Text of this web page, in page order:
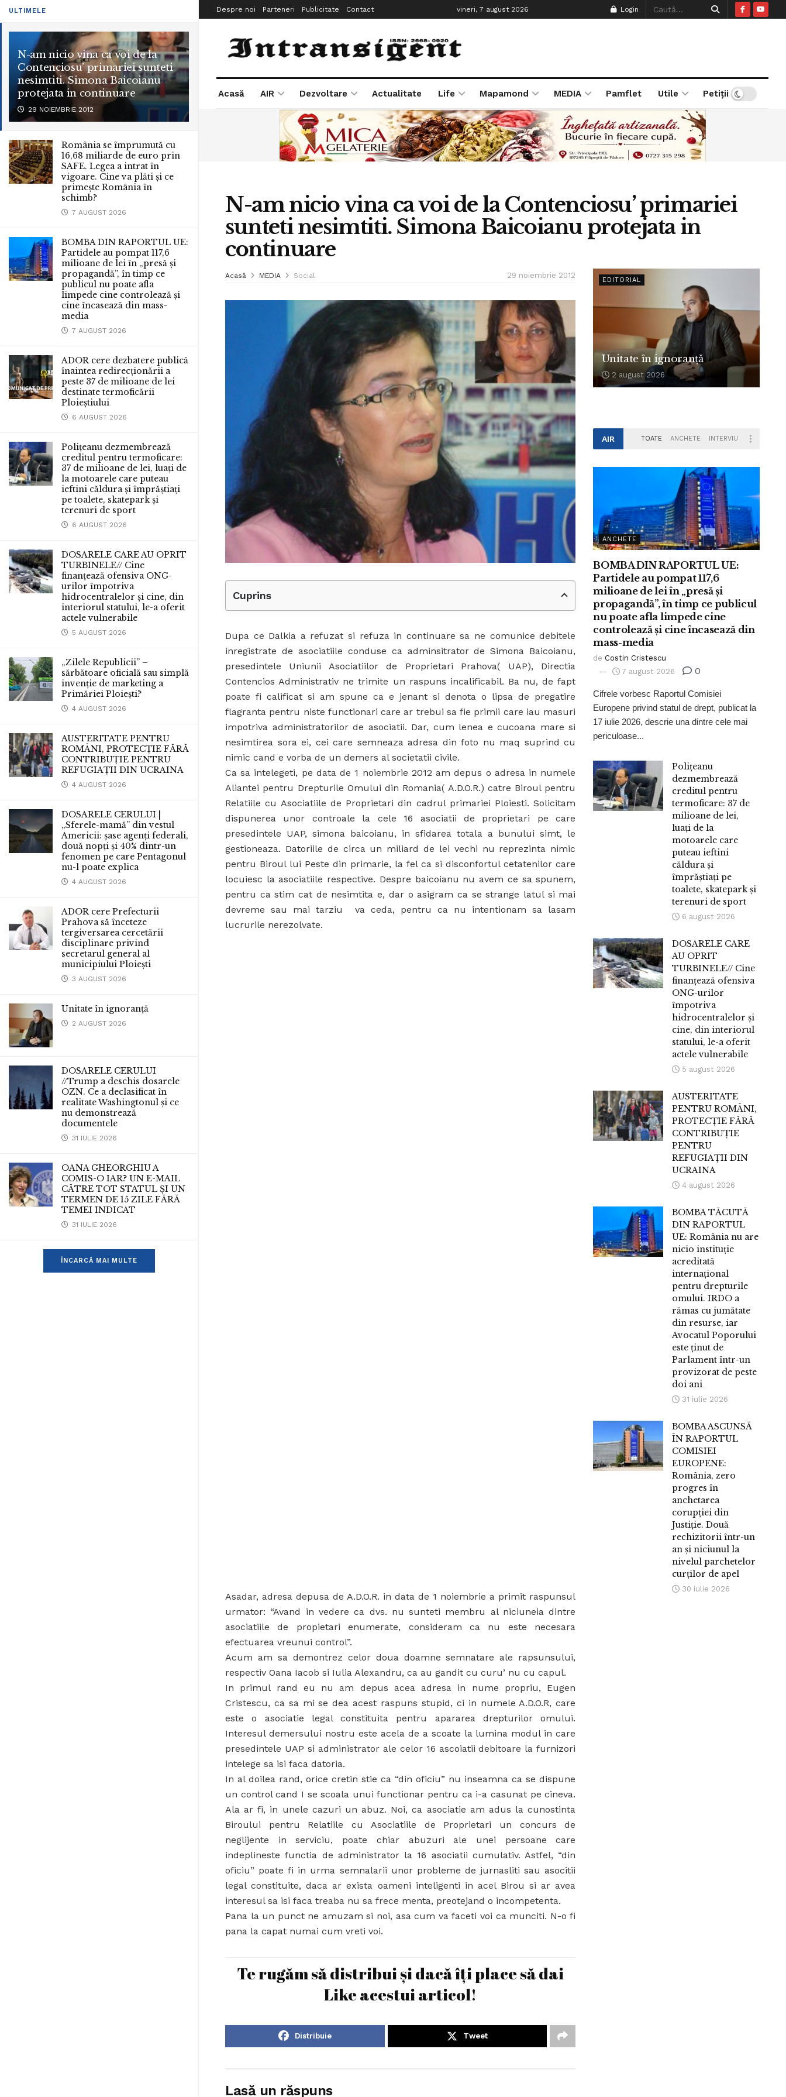
ULTIMELE
N-am nicio vina ca voi de la
Contenciosu’ primariei sunteti
nesimtiti. Simona Baicoianu
protejata in continuare
29 NOIEMBRIE 2012
România se împrumută cu
16,68 miliarde de euro prin
SAFE. Legea a intrat în
vigoare. Cine va plăti și ce
primește România în
schimb?
7 AUGUST 2026
BOMBA DIN RAPORTUL UE:
Partidele au pompat 117,6
milioane de lei în „presă și
propagandă”, în timp ce
publicul nu poate afla
limpede cine controlează și
cine încasează din mass-
media
7 AUGUST 2026
ADOR cere dezbatere publică
înaintea redirecționării a
peste 37 de milioane de lei
destinate termoficării
Ploieștiului
6 AUGUST 2026
Polițeanu dezmembrează
creditul pentru termoficare:
37 de milioane de lei, luați de
la motoarele care puteau
ieftini căldura și împrăștiați
pe toalete, skatepark și
terenuri de sport
6 AUGUST 2026
DOSARELE CARE AU OPRIT
TURBINELE// Cine
finanțează ofensiva ONG-
urilor împotriva
hidrocentralelor și cine, din
interiorul statului, le-a oferit
actele vulnerabile
5 AUGUST 2026
„Zilele Republicii” –
sărbătoare oficială sau simplă
invenție de marketing a
Primăriei Ploiești?
4 AUGUST 2026
AUSTERITATE PENTRU
ROMÂNI, PROTECȚIE FĂRĂ
CONTRIBUȚIE PENTRU
REFUGIAȚII DIN UCRAINA
4 AUGUST 2026
DOSARELE CERULUI |
„Sferele-mamă” din vestul
Americii: șase agenți federali,
două nopți și 40% dintr-un
fenomen pe care Pentagonul
nu-l poate explica
4 AUGUST 2026
ADOR cere Prefecturii
Prahova să înceteze
tergiversarea cercetării
disciplinare privind
secretarul general al
municipiului Ploiești
3 AUGUST 2026
Unitate în ignoranță
2 AUGUST 2026
DOSARELE CERULUI
//Trump a deschis dosarele
OZN. Ce a declasificat în
realitate Washingtonul și ce
nu demonstrează
documentele
31 IULIE 2026
OANA GHEORGHIU A
COMIS-O IAR? UN E-MAIL
CĂTRE TOT STATUL ȘI UN
TERMEN DE 15 ZILE FĂRĂ
TEMEI INDICAT
31 IULIE 2026
ÎNCARCĂ MAI MULTE
Despre noi Parteneri Publicitate Contact vineri, 7 august 2026 Login
Acasă AIR Dezvoltare Actualitate Life Mapamond MEDIA Pamflet Utile Petiții
N-am nicio vina ca voi de la Contenciosu’ primariei
sunteti nesimtiti. Simona Baicoianu protejata in
continuare
Acasă MEDIA Social 29 noiembrie 2012
Cuprins
Dupa ce Dalkia a refuzat si refuza in continuare sa ne comunice debitele
inregistrate de asociatiile conduse ca adminsitrator de Simona Baicoianu,
presedintele Uniunii Asociatiilor de Proprietari Prahova( UAP), Directia
Contencios Administrativ ne trimite un raspuns incalificabil. Ba nu, de fapt
poate fi calificat si am spune ca e jenant si denota o lipsa de pregatire
flagranta pentru niste functionari care ar trebui sa fie primii care iau masuri
impotriva administratorilor de asociatii. Dar, cum lenea e cucoana mare si
nesimtirea sora ei, cei care semneaza adresa din foto nu maq suprind cu
nimic cand e vorba de un demers al societatii civile.
Ca sa intelegeti, pe data de 1 noiembrie 2012 am depus o adresa in numele
Aliantei pentru Drepturile Omului din Romania( A.D.O.R.) catre Biroul pentru
Relatiile cu Asociatiile de Proprietari din cadrul primariei Ploiesti. Solicitam
dispunerea unor controale la cele 16 asociatii de proprietari pe care
presedintele UAP, simona baicoianu, in sfidarea totala a bunului simt, le
gestioneaza. Datoriile de circa un miliard de lei vechi nu reprezinta nimic
pentru Biroul lui Peste din primarie, la fel ca si disconfortul cetatenilor care
locuiesc la asociatiile respective. Despre baicoianu nu avem ce sa spunem,
pentru ca stim cat de nesimtita e, dar o asigram ca se strange latul si mai
devreme sau mai tarziu va ceda, pentru ca nu intentionam sa lasam
lucrurile nerezolvate.
Asadar, adresa depusa de A.D.O.R. in data de 1 noiembrie a primit raspunsul
urmator: “Avand in vedere ca dvs. nu sunteti membru al niciuneia dintre
asociatiile de propietari enumerate, consideram ca nu este necesara
efectuarea vreunui control”.
Acum am sa demontrez celor doua doamne semnatare ale rapsunsului,
respectiv Oana Iacob si Iulia Alexandru, ca au gandit cu curu’ nu cu capul.
In primul rand eu nu am depus acea adresa in nume propriu, Eugen
Cristescu, ca sa mi se dea acest raspuns stupid, ci in numele A.D.O.R, care
este o asociatie legal constituita pentru apararea drepturilor omului.
Interesul demersului nostru este acela de a scoate la lumina modul in care
presedintele UAP si administrator ale celor 16 ascoiatii debitoare la furnizori
intelege sa isi faca datoria.
In al doilea rand, orice cretin stie ca “din oficiu” nu inseamna ca se dispune
un control cand I se scoala unui functionar pentru ca i-a casunat pe cineva.
Ala ar fi, in unele cazuri un abuz. Noi, ca asociatie am adus la cunostinta
Biroului pentru Relatiile cu Asociatiile de Proprietari un concurs de
neglijente in serviciu, poate chiar abuzuri ale unei persoane care
indeplineste functia de administrator la 16 asociatii cumulativ. Astfel, “din
oficiu” poate fi in urma semnalarii unor probleme de jurnasliti sau asocitii
legal constituite, daca ar exista oameni inteligenti in acel Birou si ar avea
interesul sa isi faca treaba nu sa frece menta, preotejand o incompetenta.
Pana la un punct ne amuzam si noi, asa cum va faceti voi ca munciti. N-o fi
pana la capat numai cum vreti voi.
Te rugăm să distribui și dacă îți place să dai
Like acestui articol!
Distribuie Tweet
Lasă un răspuns
EDITORIAL
Unitate în ignoranță
2 august 2026
AIR TOATE ANCHETE INTERVIU
ANCHETE
BOMBA DIN RAPORTUL UE:
Partidele au pompat 117,6
milioane de lei în „presă și
propagandă”, în timp ce publicul
nu poate afla limpede cine
controlează și cine încasează din
mass-media
de Costin Cristescu
7 august 2026
0
Cifrele vorbesc Raportul Comisiei
Europene privind statul de drept, publicat la
17 iulie 2026, descrie una dintre cele mai
periculoase...
Polițeanu
dezmembrează
creditul pentru
termoficare: 37 de
milioane de lei,
luați de la
motoarele care
puteau ieftini
căldura și
împrăștiați pe
toalete, skatepark și
terenuri de sport
6 august 2026
DOSARELE CARE
AU OPRIT
TURBINELE// Cine
finanțează ofensiva
ONG-urilor
împotriva
hidrocentralelor și
cine, din interiorul
statului, le-a oferit
actele vulnerabile
5 august 2026
AUSTERITATE
PENTRU ROMÂNI,
PROTECȚIE FĂRĂ
CONTRIBUȚIE
PENTRU
REFUGIAȚII DIN
UCRAINA
4 august 2026
BOMBA TĂCUTĂ
DIN RAPORTUL
UE: România nu are
nicio instituție
acreditată
internațional
pentru drepturile
omului. IRDO a
rămas cu jumătate
din resurse, iar
Avocatul Poporului
este ținut de
Parlament într-un
provizorat de peste
doi ani
31 iulie 2026
BOMBA ASCUNSĂ
ÎN RAPORTUL
COMISIEI
EUROPENE:
România, zero
progres în
anchetarea
corupției din
Justiție. Două
rechizitorii într-un
an și niciunul la
nivelul parchetelor
curților de apel
30 iulie 2026